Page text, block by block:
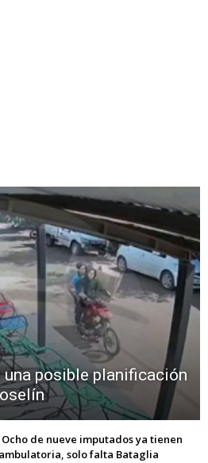
posible planificación
Ocho de nueve imputados ya tienen
solo falta Bataglia